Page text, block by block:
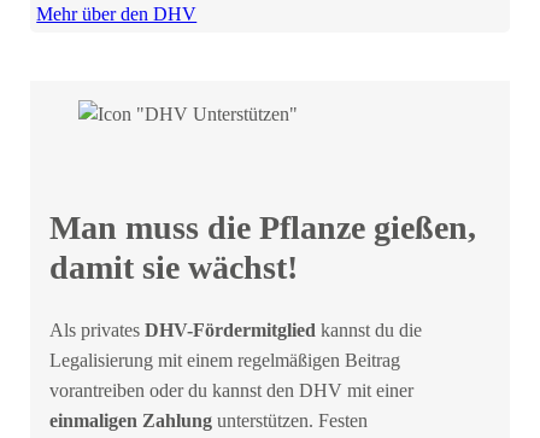
Mehr über den DHV
Man muss die Pflanze gießen,
damit sie wächst!
Als privatesDHV-Fördermitglied kannst du die
Legalisierung mit einem regelmäßigen Beitrag
vorantreiben oder du kannst den DHV mit einer
einmaligen Zahlung unterstützen. Festen